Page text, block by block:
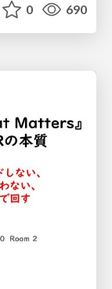
0 690